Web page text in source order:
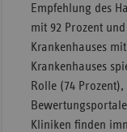
Empfehlung des
mit 92 Prozent
Krankenhauses
Krankenhauses
Rolle (74
Kliniken finden